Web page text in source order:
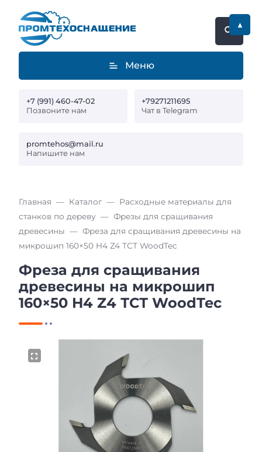
Меню
+7 (991) 460-47-02
Позвоните нам
+79271211695
Чат в Telegram
promtehos@mail.ru
Напишите нам
Главная Каталог
Расходные материалы для
станков по дереву
Фрезы для сращивания
древесины
Фреза для сращивания древесины на
микрошип 160×50 H4 Z4 ТСТ WoodTec
Фреза для сращивания
древесины на микрошип
160×50 H4 Z4 ТСТ WoodTec
▲